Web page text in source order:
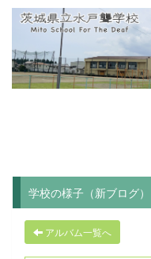
学校の様子（新ブログ）
アルバム一覧へ